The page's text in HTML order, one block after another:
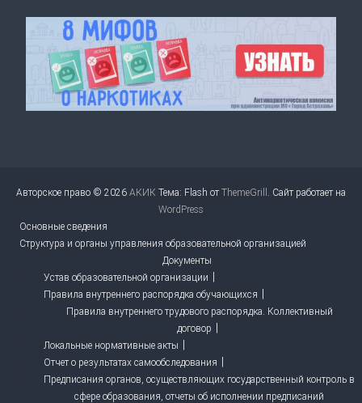
Авторское право © 2026 АКИК Тема: Flash отThemeGrill
. Сайт работает на
WordPress
Основные сведения
Структура и органы управления образовательной организацией
Документы
Устав образовательной организации
Правила внутреннего распорядка обучающихся
Правила внутреннего трудового распорядка. Коллективный
договор
Локальные нормативные акты
Отчет о результатах самообследования
Предписания органов, осуществляющих государственный контроль в
сфере образования, отчеты об исполнении предписаний